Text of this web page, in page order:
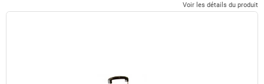
Voir les détails du produit